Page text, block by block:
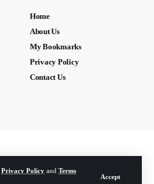
Privacy Policy and Terms
Accept
Home
About Us
My Bookmarks
Privacy Policy
Contact Us